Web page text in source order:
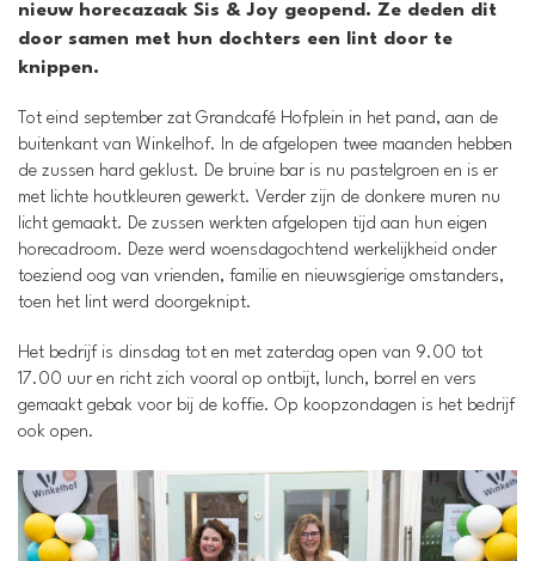
nieuw horecazaak Sis & Joy geopend. Ze deden dit
door samen met hun dochters een lint door te
knippen.
Tot eind september zat Grandcafé Hofplein in het pand, aan de
buitenkant van Winkelhof. In de afgelopen twee maanden hebben
de zussen hard geklust. De bruine bar is nu pastelgroen en is er
met lichte houtkleuren gewerkt. Verder zijn de donkere muren nu
licht gemaakt. De zussen werkten afgelopen tijd aan hun eigen
horecadroom. Deze werd woensdagochtend werkelijkheid onder
toeziend oog van vrienden, familie en nieuwsgierige omstanders,
toen het lint werd doorgeknipt.
Het bedrijf is dinsdag tot en met zaterdag open van 9.00 tot
17.00 uur en richt zich vooral op ontbijt, lunch, borrel en vers
gemaakt gebak voor bij de koffie. Op koopzondagen is het bedrijf
ook open.